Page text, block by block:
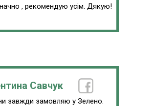
, рекомендую усім. Дякую!
Савчук
завжди замовляю у Зелено.